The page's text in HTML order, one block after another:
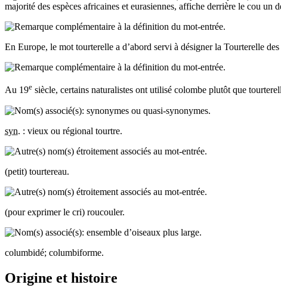
majorité des espèces africaines et eurasiennes, affiche derrière le cou un
En Europe, le mottourterelle a d’abord servi à désigner la Tourterelle
Au 19e siècle, certains naturalistes ont utilisé colombe plutôt que
syn. : vieux ou régional tourtre.
(petit) tourtereau.
(pour exprimer le cri) roucouler.
columbidé; columbiforme.
Origine et histoire